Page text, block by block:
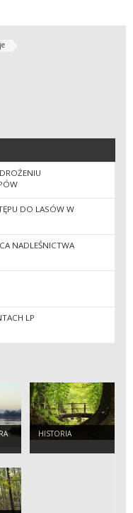
DO LASÓW W
NADLEŚNICTWA
LP
HISTORIA